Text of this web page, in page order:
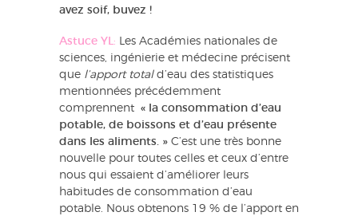
avez soif, buvez !
Astuce YL : Les Académies nationales de
sciences, ingénierie et médecine précisent
que l’apport total d’eau des statistiques
mentionnées précédemment
comprennent « la consommation d’eau
potable, de boissons et d’eau présente
dans les aliments. » C’est une très bonne
nouvelle pour toutes celles et ceux d’entre
nous qui essaient d’améliorer leurs
habitudes de consommation d’eau
potable. Nous obtenons 19 % de l’apport en